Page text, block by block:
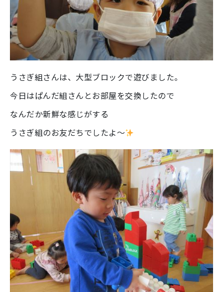
うさぎ組さんは、大型ブロックで遊びました。
今日はぱんだ組さんとお部屋を交換したので
なんだか新鮮な感じがする
うさぎ組のお友だちでしたよ～